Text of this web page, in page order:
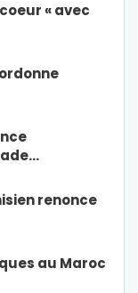
« avec
renonce
au Maroc